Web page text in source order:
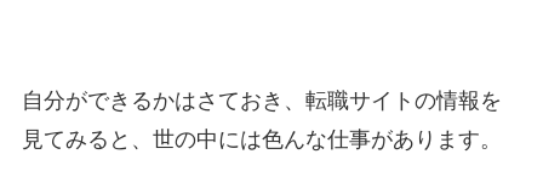
自分ができるかはさておき、転職サイトの情報を
見てみると、世の中には色んな仕事があります。